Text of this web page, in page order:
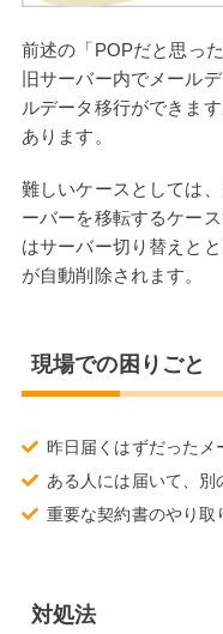
前述の「POPだと思っ
旧サーバー内でメール
ルデータ移行ができま
あります。
難しいケースとしては
ーバーを移転するケー
はサーバー切り替えと
が自動削除されます。
現場での困りごと
昨日届くはずだったメ
ある人には届いて、別
重要な契約書のやり取
対処法